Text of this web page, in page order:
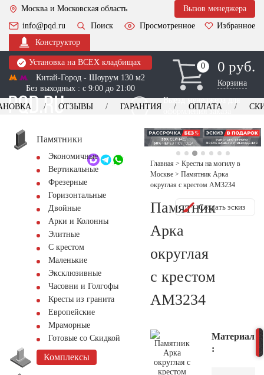
Москва и Московская область
Вызов менеджера
info@pqd.ru
Поиск Просмотренное
Избранное
Конструктор
Установка на ВСЕХ кладбищах
Китай-Город - Шоурум 130 м2
Без выходных : с 9:00 до 21:00
0
0 0 руб.
Корзина
Выезд менеджера для
оформления заказа
+7 (495) 518-44-23
Обратный звонок
ОТЗЫВЫ ГАРАНТИЯ ОПЛАТА
Памятники
Экономичные
Вертикальные
Фрезерные
Горизонтальные
Двойные
Арки и Колонны
Элитные
С крестом
Маленькие
Эксклюзивные
Часовни и Голгофы
Кресты из гранита
Европейские
Мраморные
Готовые со Скидкой
Комплексы
Главная > Кресты на могилу в
Москве > Памятник Арка
округлая с крестом AM3234
Памятник
Арка
округлая
с крестом
AM3234
Создать эскиз
Материал
: